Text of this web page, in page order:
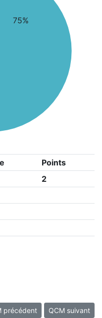
75%
Points
2
précédent QCM suivant